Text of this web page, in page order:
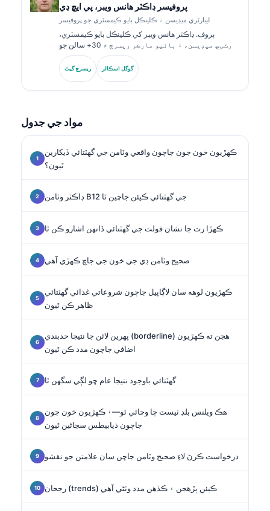
پروفيسر ڊاڪٽر هانس ويبر، پي ايڇ ڊي
ليبارٽري ميڊيسن ۽ ڪلينڪل بايو ڪيمسٽري جو پروفيسر
پروف. ڊاڪٽر هانس ويبر کي ڪلينڪل بايو ڪيمسٽري،
ليبارٽري ميڊيسن، ۽ بائيو مارڪر ريسرچ ۾ 30+ سالن جو
ماهرانه تجربو آهي. جرمن سوسائٽي فار ڪلينڪل ڪيمسٽري
جا اڳوڻا صدر، هو ڊائگنوسٽڪ پينل تجزئي، بائيو مارڪر معياري
ريسرچ گيٽ گوگل اسڪالر
مواد جي جدول
ڪهڙيون خون جون جاچون واقعي وٽامن جي گهٽتائي ڏيکارين
ٿيون؟
ڊاڪٽر وٽامن B12 جي گهٽتائي ڪيئن جاچين ٿا
ڪهڙا رت جا نشان فولٽ جي گهٽتائي ڏانهن اشارو ڪن ٿا
صحيح وٽامن ڊي جي خون جي جاچ ڪهڙي آهي
ڪهڙيون لوهه سان لاڳاپيل جاچون شروعاتي غذائي گهٽتائي
ظاهر ڪن ٿيون
پهرين لائن جا نتيجا حدبندي (borderline) هجن ته ڪهڙيون
اضافي جاچون مدد ڪن ٿيون
گهٽتائي باوجود نتيجا عام ڇو لڳي سگهن ٿا
هڪ ويلنس بلڊ ٽيسٽ ڇا وڃائي ٿو—۽ ڪهڙيون خون جون
جاچون ذيابيطس سڃاڻين ٿيون
درخواست ڪرڻ لاءِ صحيح وٽامن جاچن سان علامتن جو نقشو
رجحان (trends) ڪيئن پڙهجن ۽ ڪڏهن مدد وٺڻي آهي